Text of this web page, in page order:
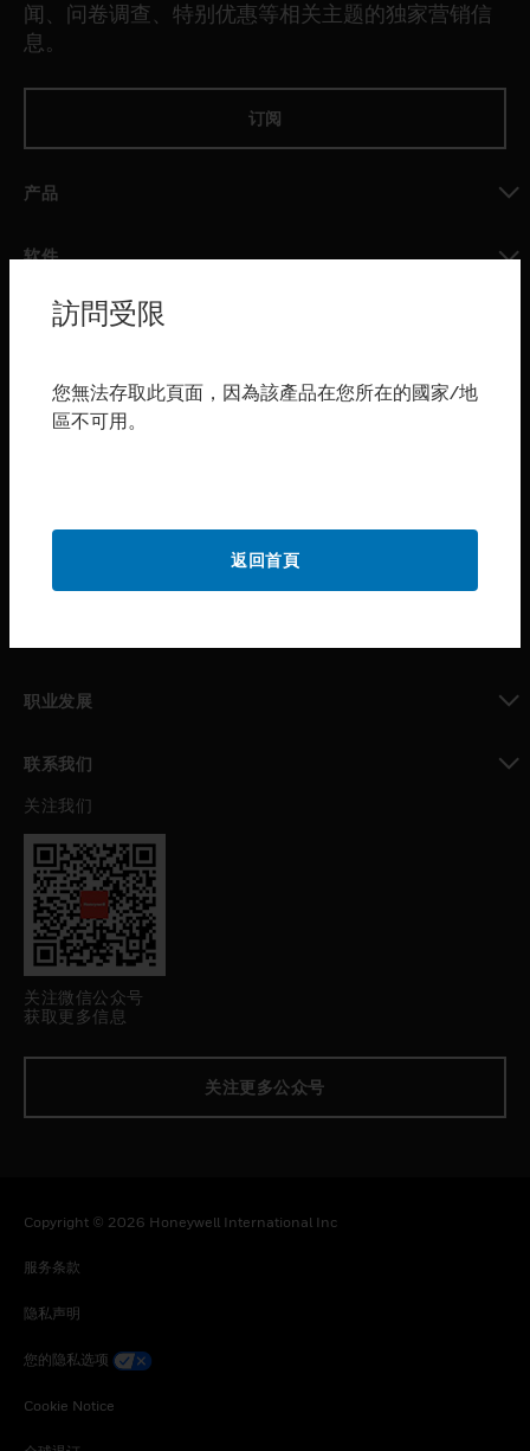
闻、问卷调查、特别优惠等相关主题的独家营销信
息。
订阅
产品
软件
toggle view
服务
行业
toggle view
职业发展
联系我们
toggle view
关注我们
关注微信公众号
获取更多信息
关注更多公众号
Copyright © 2026 Honeywell International Inc
服务条款
隐私声明
您的隐私选项
Cookie Notice
訪問受限
您無法存取此頁面，因為該產品在您所在的國家/地
區不可用。
返回首頁